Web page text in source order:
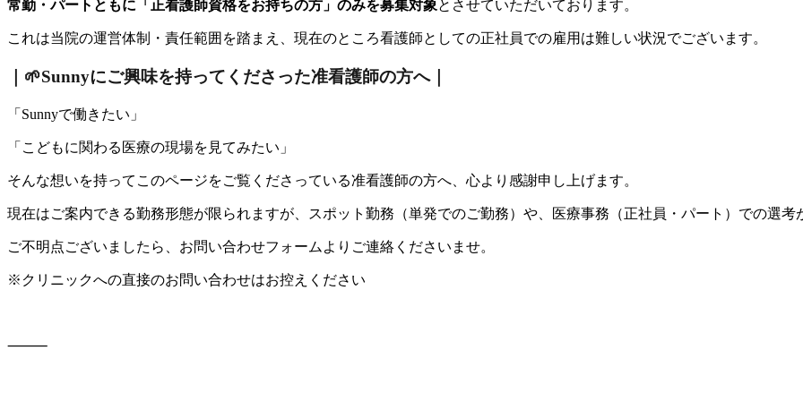
常勤・パートともに「正看護師資格をお持ちの方」のみを募集対象とさせていただいております。
これは当院の運営体制・責任範囲を踏まえ、現在のところ看護師としての正社員での雇用は難しい状況でございます。
🌱Sunnyにご興味を持ってくださった准看護師の方へ｜
「Sunnyで働きたい」
「こどもに関わる医療の現場を見てみたい」
そんな想いを持ってこのページをご覧くださっている准看護師の方へ、心より感謝申し上げます。
現在はご案内できる勤務形態が限られますが、スポット勤務（単発でのご勤務）や、医療事務（正社員・パート）での選考
ご不明点ございましたら、お問い合わせフォームよりご連絡くださいませ。
※クリニックへの直接のお問い合わせはお控えください
⸻